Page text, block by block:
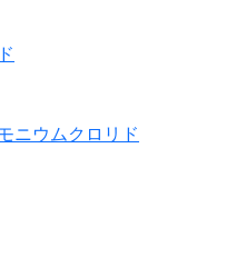
ニウムクロリド